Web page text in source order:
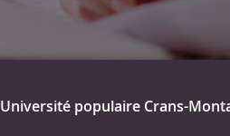
Université populaire Crans-